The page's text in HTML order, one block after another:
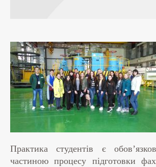
Практика студентів є
частиною процесу підготовки